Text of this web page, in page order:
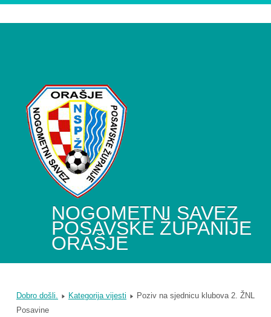
NOGOMETNI SAVEZ
POSAVSKE ŽUPANIJE
ORAŠJE
Dobro došli. Kategorija vijesti
Poziv na sjednicu klubova 2. ŽNL
Posavine